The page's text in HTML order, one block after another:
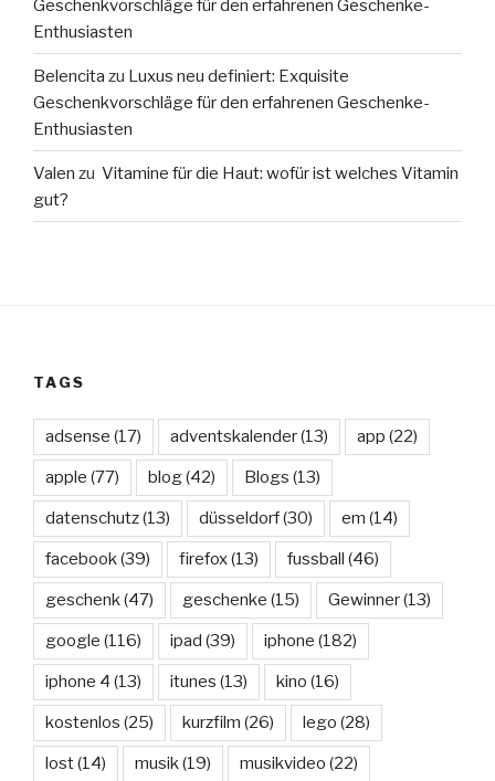
Geschenkvorschläge für den erfahrenen Geschenke-
Enthusiasten
Belencita zu Luxus neu definiert: Exquisite
Geschenkvorschläge für den erfahrenen Geschenke-
Enthusiasten
Valen zu Vitamine für die Haut: wofür ist welches Vitamin
gut?
TAGS
adsense (17) adventskalender(13) app (22)
apple (77) blog(42) Blogs (13)
datenschutz(13) düsseldorf(30) em (14)
facebook (39) firefox(13) fussball (46)
geschenk (47) geschenke (15) Gewinner(13)
google (116) ipad (39) iphone (182)
iphone 4 (13) itunes (13) kino (16)
kostenlos (25) kurzfilm (26) lego (28)
lost(14) musik (19) musikvideo (22)